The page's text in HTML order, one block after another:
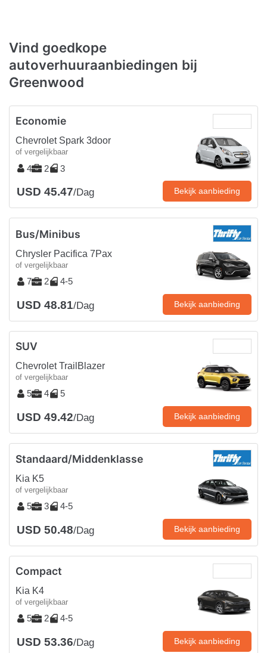
Vind goedkope
autoverhuuraanbiedingen bij
Greenwood
Economie
Chevrolet Spark 3door
of vergelijkbaar
4 2 3
USD 45.47/Dag Bekijk aanbieding
Bus/Minibus
Chrysler Pacifica 7Pax
of vergelijkbaar
7 2 4-5
USD 48.81/Dag Bekijk aanbieding
SUV
Chevrolet TrailBlazer
of vergelijkbaar
5 4 5
USD 49.42/Dag Bekijk aanbieding
Standaard/Middenklasse
Kia K5
of vergelijkbaar
5 3 4-5
USD 50.48/Dag Bekijk aanbieding
Compact
Kia K4
of vergelijkbaar
5 2 4-5
USD 53.36/Dag Bekijk aanbieding